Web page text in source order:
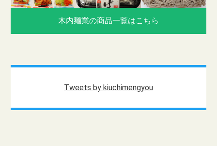
木内麺業の商品一覧はこちら
Tweets by kiuchimengyou